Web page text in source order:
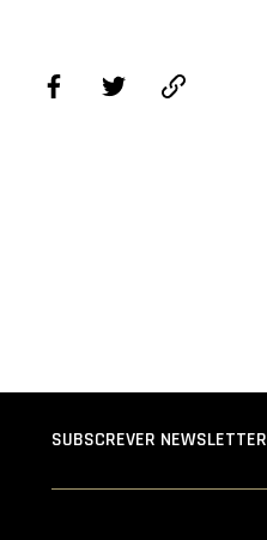
SUBSCREVER NEWSLETTER